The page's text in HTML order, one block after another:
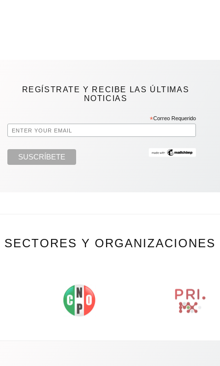
REGÍSTRATE Y RECIBE LAS ÚLTIMAS
NOTICIAS
*Correo Requerido
SECTORES Y ORGANIZACIONES